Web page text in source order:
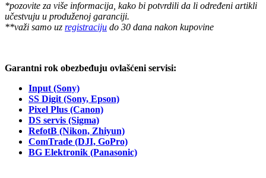
*pozovite za više informacija, kako bi potvrdili da li određeni artikli
učestvuju u produženoj garanciji.
**važi samo uz registraciju do 30 dana nakon kupovine
Garantni rok obezbeđuju ovlašćeni servisi:
Input (Sony)
SS Digit (Sony, Epson)
Pixel Plus (Canon)
DS servis (Sigma)
RefotB (Nikon, Zhiyun)
ComTrade (DJI, GoPro)
BG Elektronik (Panasonic)